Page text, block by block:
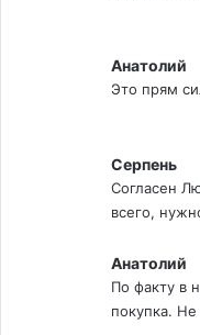
Анатолий
Это прям
Серпень
Согласен
всего,
Анатолий
По факту в
покупка.